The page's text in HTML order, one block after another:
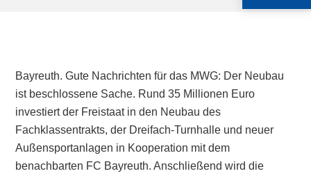
Bayreuth. Gute Nachrichten für das MWG: Der Neubau
ist beschlossene Sache. Rund 35 Millionen Euro
investiert der Freistaat in den Neubau des
Fachklassentrakts, der Dreifach-Turnhalle und neuer
Außensportanlagen in Kooperation mit dem
benachbarten FC Bayreuth. Anschließend wird die